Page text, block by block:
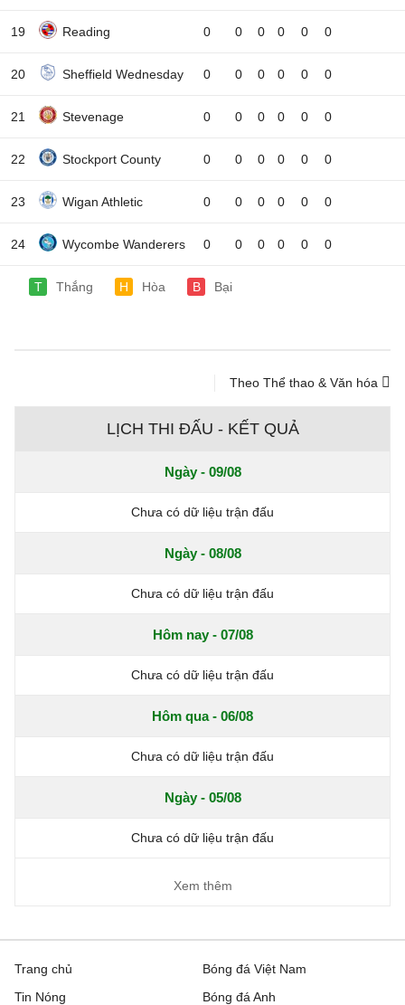
19 Reading 0 0 0 0 0 0
20 Sheffield Wednesday 0 0 0 0 0 0
21 Stevenage 0 0 0 0 0 0
22 Stockport County 0 0 0 0 0 0
23 Wigan Athletic 0 0 0 0 0 0
24 Wycombe Wanderers 0 0 0 0 0 0
T Thắng H Hòa B Bại
Theo Thể thao & Văn hóa
LỊCH THI ĐẤU - KẾT QUẢ
Ngày - 09/08
Chưa có dữ liệu trận đấu
Ngày - 08/08
Chưa có dữ liệu trận đấu
Hôm nay - 07/08
Chưa có dữ liệu trận đấu
Hôm qua - 06/08
Chưa có dữ liệu trận đấu
Ngày - 05/08
Chưa có dữ liệu trận đấu
Xem thêm
Trang chủ
Tin Nóng
Bóng đá Việt Nam
Bóng đá Anh